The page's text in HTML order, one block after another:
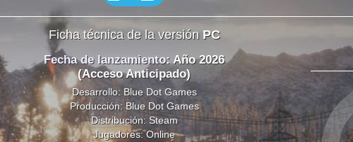
Ficha técnica de la versión PC
Fecha de lanzamiento: Año 2026
(Acceso Anticipado)
Desarrollo: Blue Dot Games
Producción: Blue Dot Games
Distribución: Steam
Jugadores: Online